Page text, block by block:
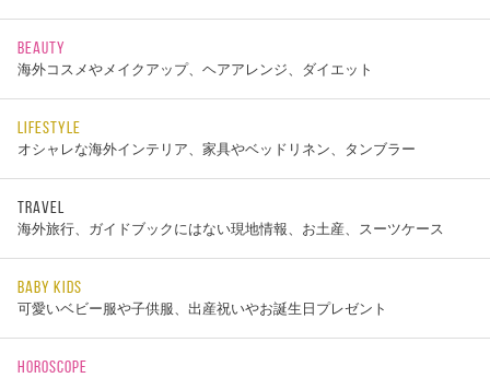
BEAUTY
海外コスメやメイクアップ、ヘアアレンジ、ダイエット
LIFESTYLE
オシャレな海外インテリア、家具やベッドリネン、タンブラー
TRAVEL
海外旅行、ガイドブックにはない現地情報、お土産、スーツケース
BABY KIDS
可愛いベビー服や子供服、出産祝いやお誕生日プレゼント
HOROSCOPE